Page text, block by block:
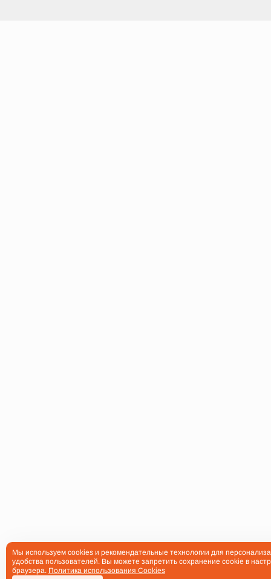
Мы используем cookies и рекомендательные технологии для
удобства пользователей. Вы можете запретить сохранение cookie в
браузера. Политика использования Cookies